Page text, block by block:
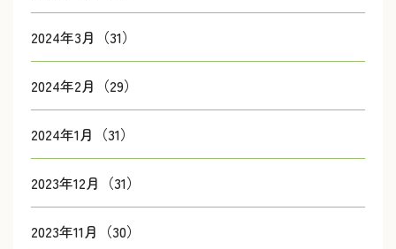
2024年3月（31）
2024年2月（29）
2024年1月（31）
2023年12月（31）
2023年11月（30）